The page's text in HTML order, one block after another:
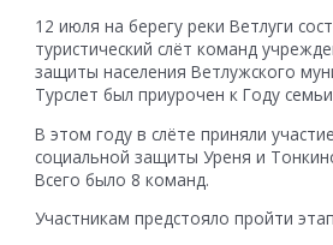
12 июля на берегу реки Ветлуги
туристический слёт команд
защиты населения Ветлужского
Турслет был приурочен к Году
В этом году в слёте приняли
социальной защиты Уреня и
Всего было 8 команд.
Участникам предстояло пройти